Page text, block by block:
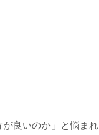
良いのか」と悩まれ